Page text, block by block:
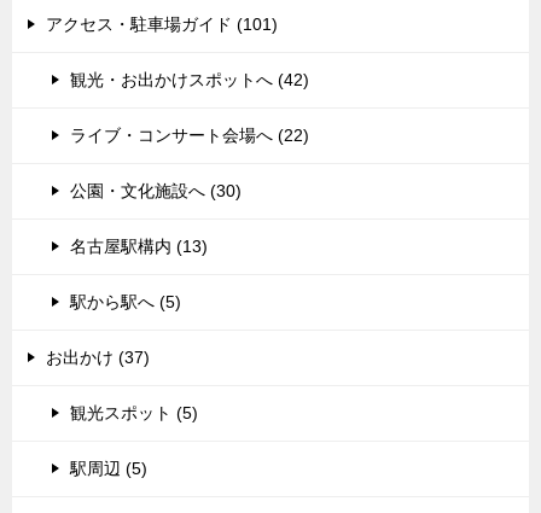
アクセス・駐車場ガイド (101)
観光・お出かけスポットへ (42)
ライブ・コンサート会場へ (22)
公園・文化施設へ (30)
名古屋駅構内 (13)
駅から駅へ (5)
お出かけ (37)
観光スポット (5)
駅周辺 (5)